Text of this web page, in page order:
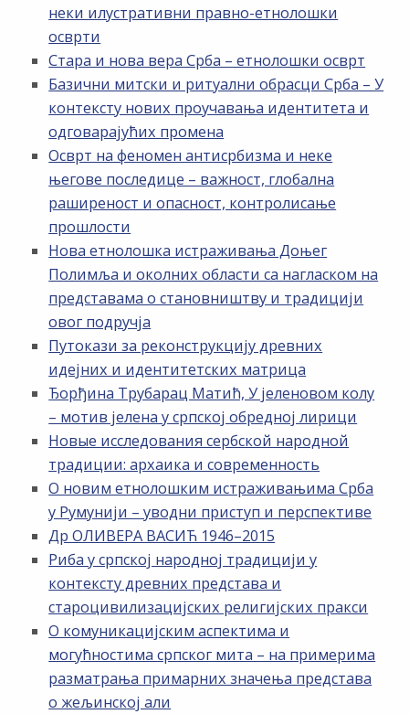
неки илустративни правно-етнолошки
осврти
Стара и нова вера Срба – етнолошки осврт
Базични митски и ритуални обрасци Срба – У
контексту нових проучавања идентитета и
одговарајућих промена
Осврт на феномен антисрбизма и неке
његове последице – важност, глобална
раширеност и опасност, контролисање
прошлости
Нова етнолошка истраживања Доњег
Полимља и околних области са нагласком на
представама о становништву и традицији
овог подручја
Путокази за реконструкцију древних
идејних и идентитетских матрица
Ђорђина Трубарац Матић, У јеленовом колу
– мотив јелена у српској обредној лирици
Новые исследования сербской народной
традиции: архаика и современность
О новим етнолошким истраживањима Срба
у Румунији – уводни приступ и перспективе
Др ОЛИВЕРА ВАСИЋ 1946–2015
Риба у српској народној традицији у
контексту древних представа и
староцивилизацијских религијских пракси
О комуникацијским аспектима и
могућностима српског мита – на примерима
разматрања примарних значења представа
о жељинској али